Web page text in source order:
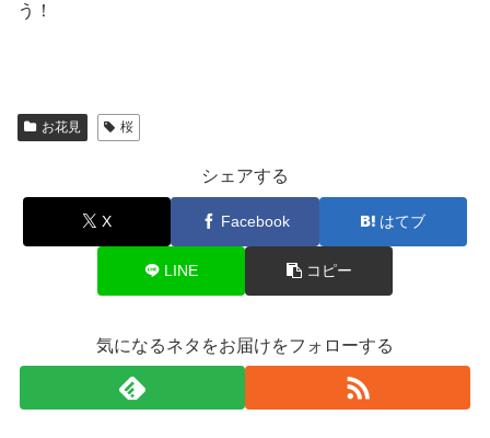
う！
お花見 桜
シェアする
X Facebook はてブ
LINE コピー
気になるネタをお届けをフォローする